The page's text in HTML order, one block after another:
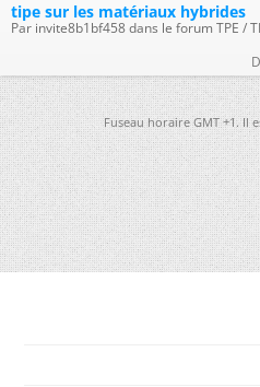
tipe sur les matériaux hybrides
Par invite8b1bf458 dans le forum TPE /
Fuseau horaire GMT +1. Il